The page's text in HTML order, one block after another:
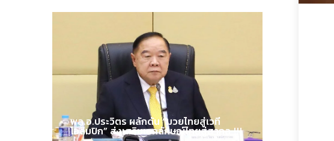
พล.อ.ประวิตร ผลักดัน “มวยไทยสู่เวที
โอลิมปิก” ส่งเสริมเอกลักษณ์ไทยสู่สากล !!!